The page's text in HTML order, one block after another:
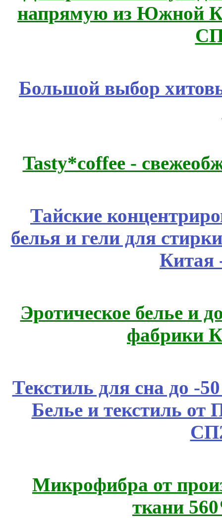
напрямую из
Большой выбор
Tasty*coffee -
Тайские
белья и гели для
Китая
Эротическое белье и
фабрики
Текстиль для сна до
Белье и текстиль от
Микрофибра от
ткани